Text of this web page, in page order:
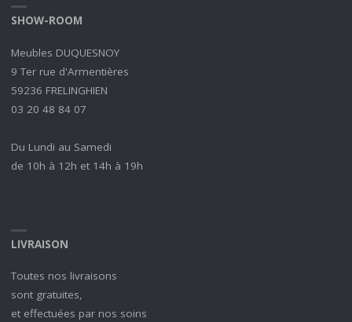
SHOW-ROOM
Meubles DUQUESNOY
9 Ter rue d'Armentières
59236 FRELINGHIEN
03 20 48 84 07
Du Lundi au Samedi
de 10h à 12h et 14h à 19h
LIVRAISON
Toutes nos livraisons
sont gratuites,
et effectuées par nos soins